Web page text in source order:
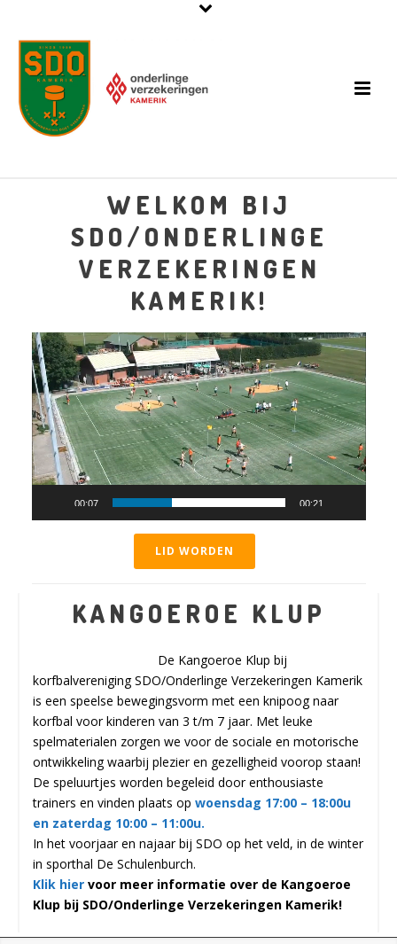
WELKOM BIJ
SDO/ONDERLINGE
VERZEKERINGEN
KAMERIK!
Videospeler
00:07 00:21
LID WORDEN
KANGOEROE KLUP
De Kangoeroe Klup bij
korfbalvereniging SDO/Onderlinge Verzekeringen Kamerik
is een speelse bewegingsvorm met een knipoog naar
korfbal voor kinderen van 3 t/m 7 jaar. Met leuke
spelmaterialen zorgen we voor de sociale en motorische
ontwikkeling waarbij plezier en gezelligheid voorop staan!
De speluurtjes worden begeleid door enthousiaste
trainers en vinden plaats op woensdag 17:00 – 18:00u
en zaterdag 10:00 – 11:00u.
In het voorjaar en najaar bij SDO op het veld, in de winter
in sporthal De Schulenburch.
Klik hier voor meer informatie over de Kangoeroe
Klup bij SDO/Onderlinge Verzekeringen Kamerik!